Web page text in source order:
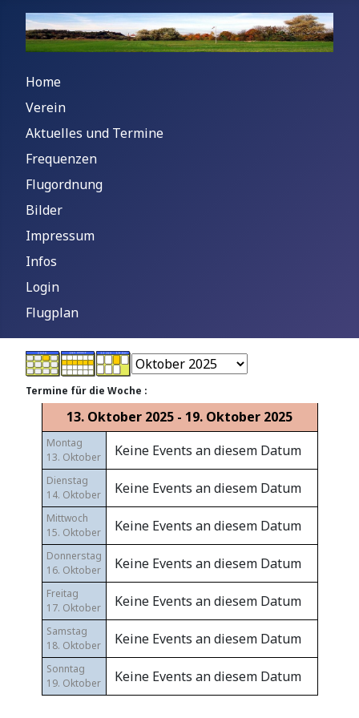
Home
Verein
Aktuelles und Termine
Frequenzen
Flugordnung
Bilder
Impressum
Infos
Login
Flugplan
Termine für die Woche :
13. Oktober 2025 - 19. Oktober 2025
Montag
13. Oktober
Keine Events an diesem Datum
Dienstag
14. Oktober
Keine Events an diesem Datum
Mittwoch
15. Oktober
Keine Events an diesem Datum
Donnerstag
16. Oktober
Keine Events an diesem Datum
Freitag
17. Oktober
Keine Events an diesem Datum
Samstag
18. Oktober
Keine Events an diesem Datum
Sonntag
19. Oktober
Keine Events an diesem Datum